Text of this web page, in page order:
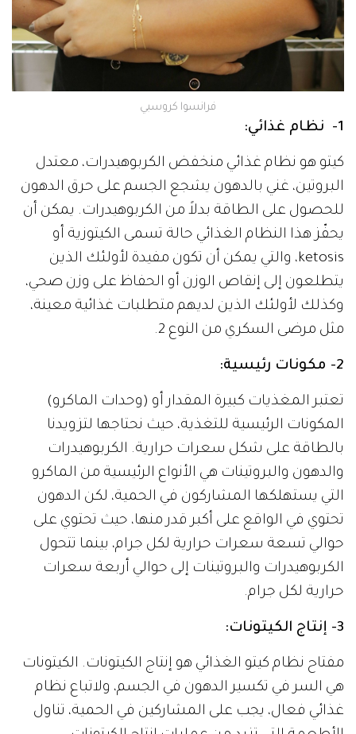
فرانسوا كروسبي
1- نظام غذائي:
كيتو هو نظام غذائي منخفض الكربوهيدرات، معتدل
البروتين، غني بالدهون يشجع الجسم على حرق الدهون
للحصول على الطاقة بدلاً من الكربوهيدرات. يمكن أن
يحفّز هذا النظام الغذائي حالة تسمى الكيتوزية أو
ketosis، والتي يمكن أن تكون مفيدة لأولئك الذين
يتطلعون إلى إنقاص الوزن أو الحفاظ على وزن صحي،
وكذلك لأولئك الذين لديهم متطلبات غذائية معينة،
مثل مرضى السكري من النوع 2.
2- مكونات رئيسية:
تعتبر المغذيات كبيرة المقدار أو (وحدات الماكرو)
المكونات الرئيسية للتغذية، حيث نحتاجها لتزويدنا
بالطاقة على شكل سعرات حرارية. الكربوهيدرات
والدهون والبروتينات هي الأنواع الرئيسية من الماكرو
التي يستهلكها المشاركون في الحمية، لكن الدهون
تحتوي في الواقع على أكبر قدر منها، حيث تحتوي على
حوالي تسعة سعرات حرارية لكل جرام، بينما تتحول
الكربوهيدرات والبروتينات إلى حوالي أربعة سعرات
حرارية لكل جرام.
3- إنتاج الكيتونات:
مفتاح نظام كيتو الغذائي هو إنتاج الكيتونات. الكيتونات
هي السر في تكسير الدهون في الجسم، ولاتباع نظام
غذائي فعال، يجب على المشاركين في الحمية، تناول